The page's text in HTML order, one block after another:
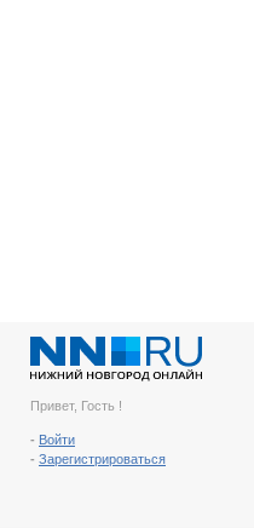
Привет, Гость !
- Войти
- Зарегистрироваться